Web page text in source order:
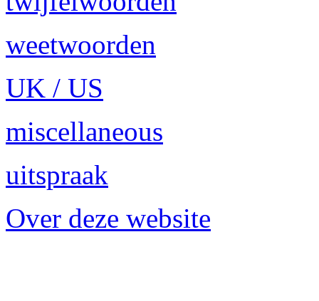
weetwoorden
UK / US
miscellaneous
uitspraak
Over deze website